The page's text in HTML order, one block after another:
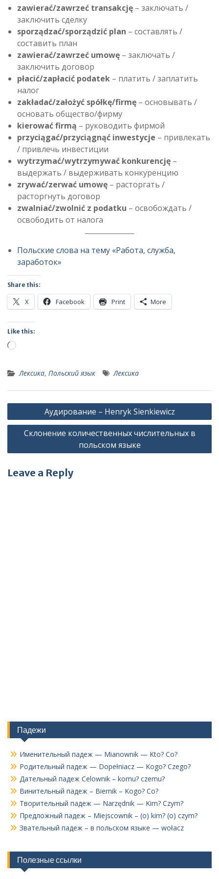
zawierać/zawrzeć transakcję – заключать /
заключить сделку
sporządzać/sporządzić plan – составлять /
составить план
zawierać/zawrzeć umowę – заключать /
заключить договор
płacić/zapłacić podatek – платить / заплатить
налог
zakładać/założyć spółkę/firmę – основывать /
основать общество/фирму
kierować firmą – руководить фирмой
przyciągać/przyciągnąć inwestycje – привлекать
/ привлечь инвестиции
wytrzymać/wytrzymywać konkurencję –
выдержать / выдерживать конкуренцию
zrywać/zerwać umowę – расторгать /
расторгнуть договор
zwalniać/zwolnić z podatku – освобождать /
освободить от налога
Польские слова на тему «Работа, служба,
заработок»
Share this:
X Facebook Print More
Like this:
Loading…
Лексика, Польский язык Лексика
Post
navigation
Аудирование – Henryk Sienkiewicz
Склонение количественных числительных в
польском языке
Leave a Reply
Падежи
Именительный падеж — Mianownik — Kto? Co?
Родительный падеж — Dopełniacz — Kogo? Czego?
Дательный падеж Celownik – komu? czemu?
Винительный падеж – Biernik – Kogo? Co?
Творительный падеж — Narzędnik — Kim? Czym?
Предложный падеж – Miejscownik – (o) kim? (o) czym?
Звательный падеж – в польском языке — wołacz
Полезные ссылки